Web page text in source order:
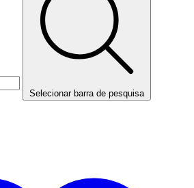
Selecionar barra de pesquisa